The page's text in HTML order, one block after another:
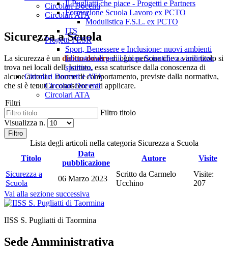
Il Pugliatti che piace - Progetti e Partners
Formazione Scuola Lavoro ex PCTO
Modulistica F.S.L. ex PCTO
ITS
Progetti FESR
Sport, Benessere e Inclusione: nuovi ambienti
laboratoriali per il Liceo Scientifico a indirizzo
sportivo.
Circolari Docenti e ATA
Circolari Docenti
Circolari ATA
Circolari Docenti
Circolari ATA
Sicurezza a Scuola
La sicurezza è un diritto-doveredi ogni persona che a vario titolo si
trova nei locali dell' Istituto, essa scaturisce dalla conoscenza di
alcune azioni e norme di comportamento, previste dalla normativa,
che si è tenuti a conoscere e ad applicare.
Filtri
Filtro titolo
Visualizza n.
Filtro
Lista degli articoli nella categoria Sicurezza a Scuola
Titolo
Data
pubblicazione
Autore
Visite
Sicurezza a
Scuola
06 Marzo 2023
Scritto da Carmelo
Ucchino
Visite:
207
Vai alla sezione successiva
IISS S. Pugliatti di Taormina
Sede Amministrativa